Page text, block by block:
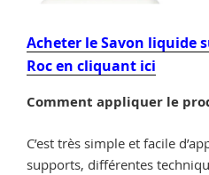
Acheter le Savon liquide
Roc en cliquant ici
Comment appliquer le
C’est très simple et facile
supports, différentes